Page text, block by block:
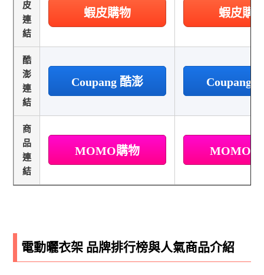
皮
連
結
蝦皮購物 蝦皮購
酷
澎
連
結
Coupang 酷澎 Coupang
商
品
連
結
MOMO購物 MOMO
電動曬衣架 品牌排行榜與人氣商品介紹